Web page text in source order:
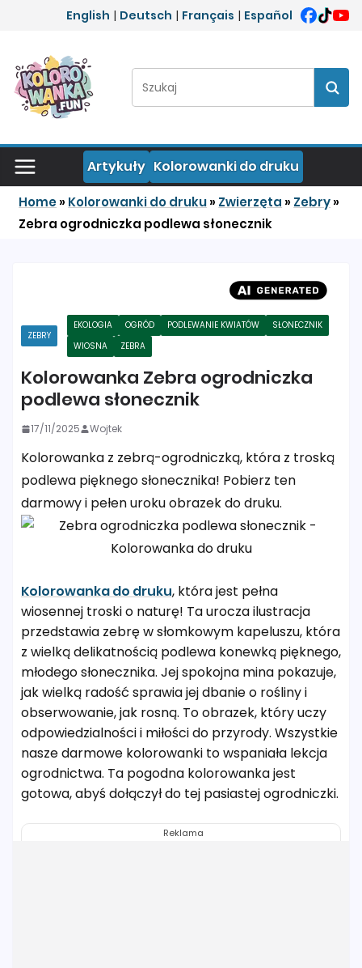
Przejdź do treści
English | Deutsch | Français | Español
Szukaj:
Artykuły Kolorowanki do druku
Home» Kolorowanki do druku» Zwierzęta » Zebry»
Zebra ogrodniczka podlewa słonecznik
ZEBRY
EKOLOGIA OGRÓD PODLEWANIE KWIATÓW
SŁONECZNIK
WIOSNA
ZEBRA
Kolorowanka Zebra ogrodniczka
podlewa słonecznik
17/11/2025 Wojtek
Kolorowanka z zebrą-ogrodniczką, która z troską
podlewa pięknego słonecznika! Pobierz ten
darmowy i pełen uroku obrazek do druku.
Kolorowanka do druku, która jest pełna
wiosennej troski o naturę! Ta urocza ilustracja
przedstawia zebrę w słomkowym kapeluszu, która
z wielką delikatnością podlewa konewką pięknego,
młodego słonecznika. Jej spokojna mina pokazuje,
jak wielką radość sprawia jej dbanie o rośliny i
obserwowanie, jak rosną. To obrazek, który uczy
odpowiedzialności i miłości do przyrody. Wszystkie
nasze darmowe kolorowanki to wspaniała lekcja
ogrodnictwa. Ta pogodna kolorowanka jest
gotowa, abyś dołączył do tej pasiastej ogrodniczki.
Reklama